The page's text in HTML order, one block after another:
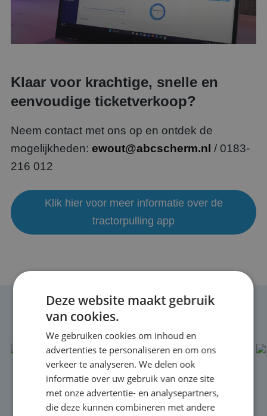
Klaar voor krachtige, snelle en
eenvoudige ticketverkoop?
Neem contact met ons op en ontdek de
mogelijkheden: ewout@abcscherm.nl / 0183-
216 012
Klik hier voor meer informatie over de
tractorpulling app
MEER NIEUWS
Deze website maakt gebruik
van cookies.
We gebruiken cookies om inhoud en
advertenties te personaliseren en om ons
verkeer te analyseren. We delen ook
informatie over uw gebruik van onze site
met onze advertentie- en analysepartners,
die deze kunnen combineren met andere